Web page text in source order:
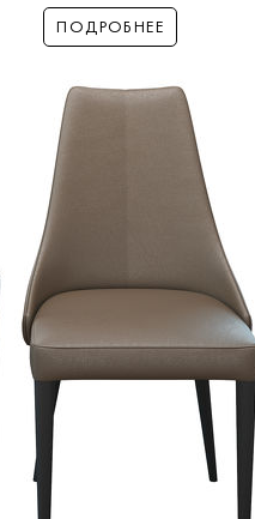
ПОДРОБНЕЕ